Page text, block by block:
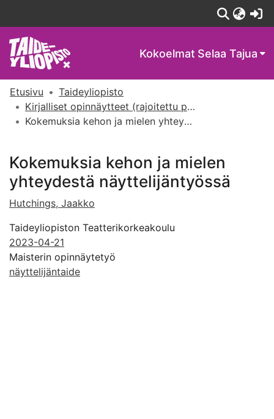
Kokoelmat Selaa Tajua
Etusivu
Taideyliopisto
Kirjalliset opinnäytteet (rajoitettu pääsy)
Kokemuksia kehon ja mielen yhteydestä näyttelijäntyössä
Kokemuksia kehon ja mielen
yhteydestä näyttelijäntyössä
Hutchings, Jaakko
Taideyliopiston Teatterikorkeakoulu
2023-04-21
Maisterin opinnäytetyö
näyttelijäntaide